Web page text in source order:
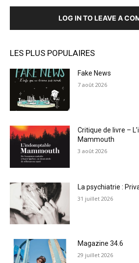
LOG IN TO LEAVE A
LES PLUS POPULAIRES
Fake News
7 août 2026
Critique de livre –
Mammouth
3 août 2026
La psychiatrie :
31 juillet 2026
Magazine 34.6
29 juillet 2026